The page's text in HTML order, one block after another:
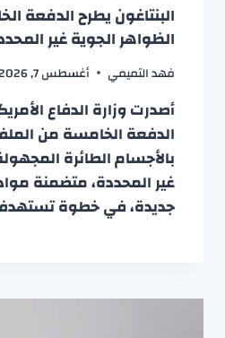
البنتاغون يطرح الدفعة
الظواهر الجوية غير
فهد التميمي أغسطس 7, 2026
أصدرت وزارة الدفاع
الدفعة الخامسة من
بالأجسام الطائرة
غير المحددة، متضمنة
جديدة، في خطوة